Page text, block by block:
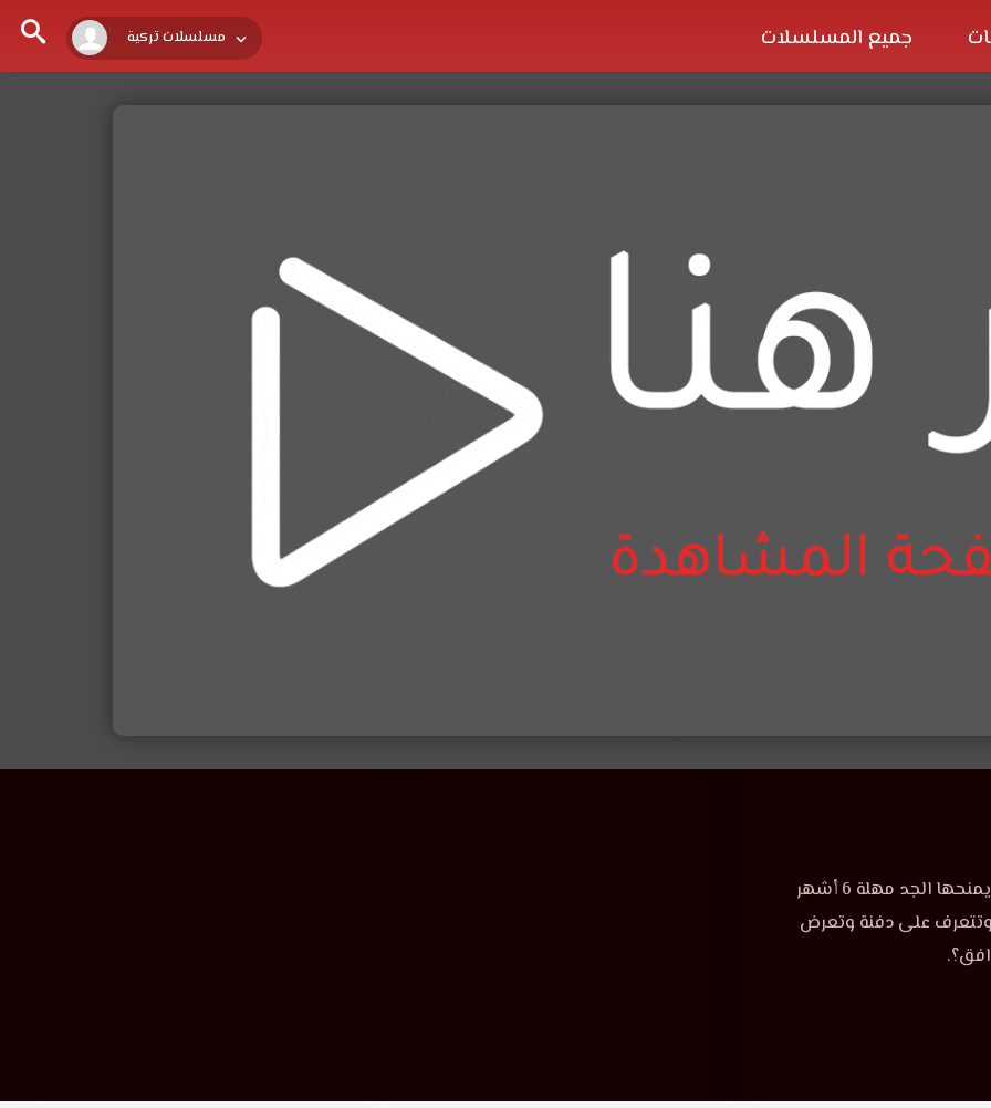
مسلسلات تركية جميع المسلسلات
يقرر جد عمر بيع القصر ولكن زوجة ابنه ناريمان تحاول منع ذلك. يمنحها الجد مهلة 6 أشهر
وتتعرف على دفنة وتعرض